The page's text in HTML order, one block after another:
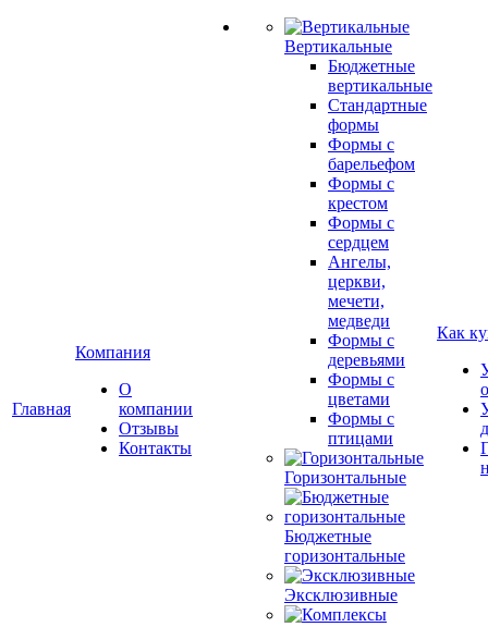
Главная
Компания
О
компании
Отзывы
Контакты
Вертикальные
Бюджетные
вертикальные
Стандартные
формы
Формы с
барельефом
Формы с
крестом
Формы с
сердцем
Ангелы,
церкви,
мечети,
медведи
Формы с
деревьями
Формы с
цветами
Формы с
птицами
Горизонтальные
Бюджетные
горизонтальные
Эксклюзивные
Как